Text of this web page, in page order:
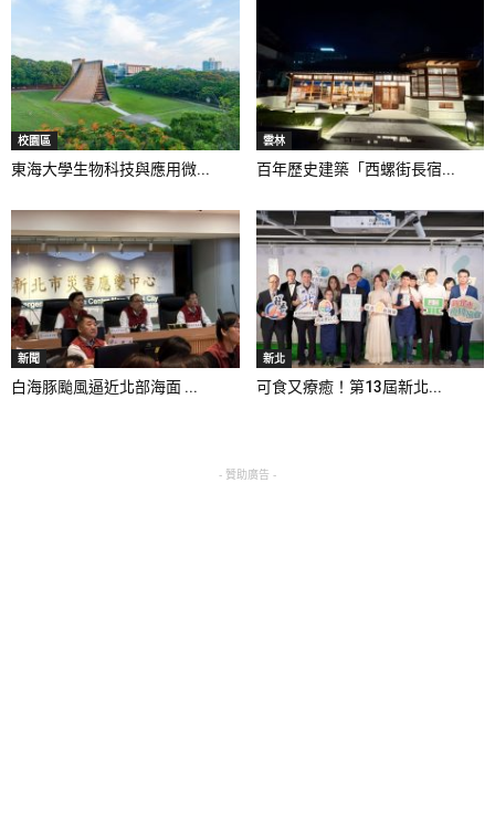
校園區
東海大學生物科技與應用微...
雲林
百年歷史建築「西螺街長宿...
新聞
白海豚颱風逼近北部海面 ...
新北
可食又療癒！第13屆新北...
- 贊助廣告 -